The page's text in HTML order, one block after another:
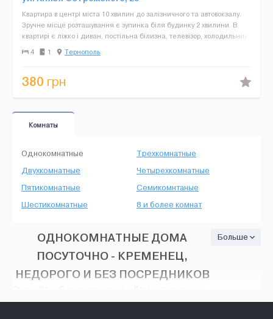
Квартира в центрі міста 10 хвилин до залізничного та автовокзалу.
Зручне місце розташування є зупинка біля будинку 2 хвилини. В
квартирі є ліжко і диван, постільна білизна, телевізор, холодильник,
мікрохвильова, інтернет, балкон....
4 1 Тернополь
380 грн
Комнаты
Однокомнатные
Двухкомнатные
Трехкомнатные
Четырехкомнатные
Пятикомнатные
Шестикомнатные
Семикомнтаные
8 и более комнат
ОДНОКОМНАТНЫЕ ДОМА
ПОСУТОЧНО - КРЕМЕНЕЦ,
НЕДОРОГО И БЕЗ ПОСРЕДНИКОВ
Кременец, на HOUSE24, недорого и без
Больше